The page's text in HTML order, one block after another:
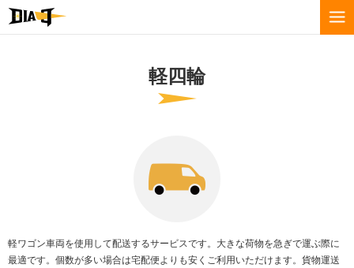
軽四輪
軽ワゴン車両を使用して配送するサービスです。大きな荷物を急ぎで運ぶ際に
最適です。個数が多い場合は宅配便よりも安くご利用いただけます。貨物運送